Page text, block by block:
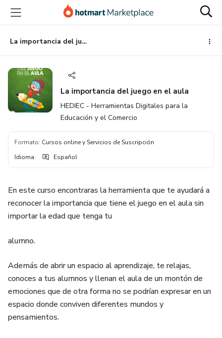
principal
página
de
página
La importancia del juego en el aula
La importancia del juego en el aula
HEDIEC - Herramientas Digitales para la
Educación y el Comercio
Formato: Cursos online y Servicios de Suscripción
Idioma: Español
En este curso encontraras la herramienta que te ayudará a
reconocer la importancia que tiene el juego en el aula sin
importar la edad que tenga tu
alumno.
Además de abrir un espacio al aprendizaje, te relajas,
conoces a tus alumnos y llenan el aula de un montón de
emociones que de otra forma no se podrían expresar en un
espacio donde conviven diferentes mundos y
pensamientos.